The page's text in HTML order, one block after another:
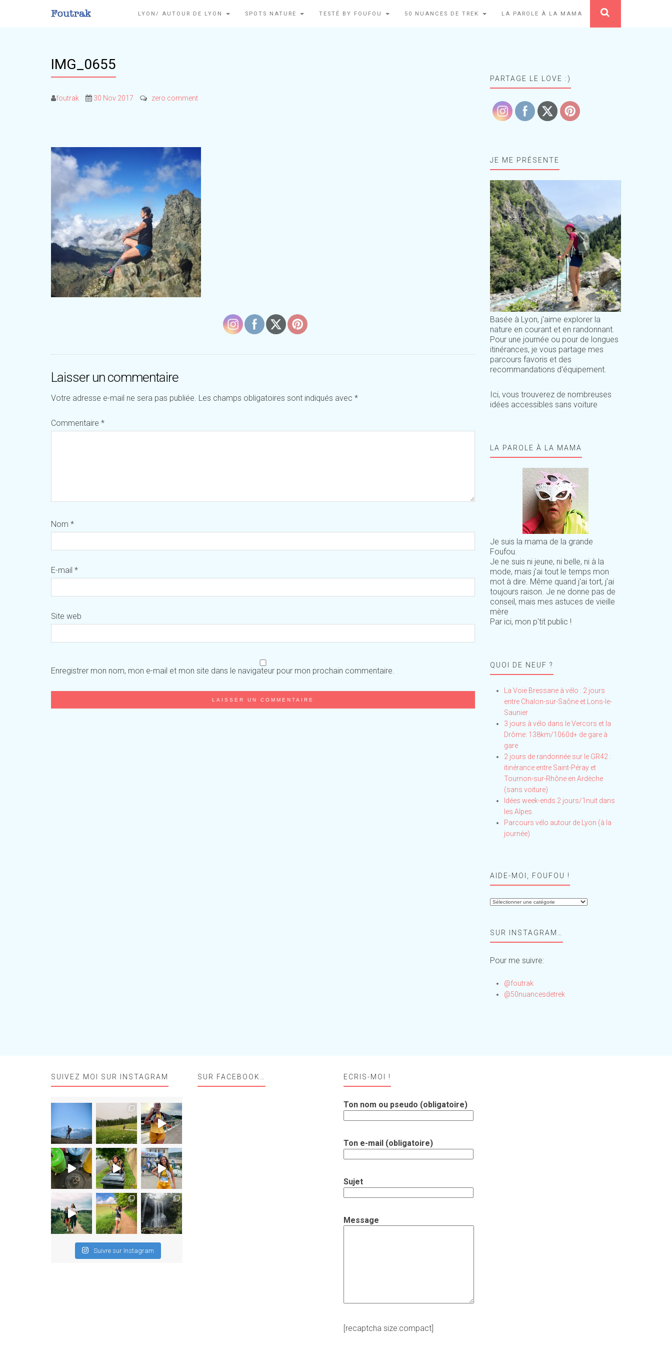
LYON/ AUTOUR DE LYON SPOTS NATURE TESTÉ BY FOUFOU 50 NUANCES DE TREK LA PAROLE À LA MAMA
IMG_0655
foutrak 30 Nov 2017 zero comment
Laisser un commentaire
Votre adresse e-mail ne sera pas publiée. Les champs obligatoires sont indiqués avec *
Commentaire *
Nom *
E-mail *
Site web
Enregistrer mon nom, mon e-mail et mon site dans le navigateur pour mon prochain commentaire.
PARTAGE LE LOVE :)
JE ME PRÉSENTE
Basée à Lyon, j'aime explorer la
nature en courant et en randonnant.
Pour une journée ou pour de longues
itinérances, je vous partage mes
parcours favoris et des
recommandations d'équipement.
Ici, vous trouverez de nombreuses
idées accessibles sans voiture
LA PAROLE À LA MAMA
Je suis la mama de la grande
Foufou.
Je ne suis ni jeune, ni belle, ni à la
mode, mais j'ai tout le temps mon
mot à dire. Même quand j'ai tort, j'ai
toujours raison. Je ne donne pas de
conseil, mais mes astuces de vieille
mère
Par ici, mon p'tit public !
QUOI DE NEUF ?
La Voie Bressane à vélo : 2 jours
entre Chalon-sur-Saône et Lons-le-
Saunier
3 jours à vélo dans le Vercors et la
Drôme: 138km/1060d+ de gare à
gare
2 jours de randonnée sur le GR42 :
itinérance entre Saint-Péray et
Tournon-sur-Rhône en Ardèche
(sans voiture)
Idées week-ends 2 jours/1nuit dans
les Alpes
Parcours vélo autour de Lyon (à la
journée)
AIDE-MOI, FOUFOU !
Aide-
!SUR INSTAGRAM…
Pour me suivre:
@foutrak
@50nuancesdetrek
SUIVEZ MOI SUR INSTAGRAM
Suivre sur Instagram
SUR FACEBOOK… ECRIS-MOI !
Ton nom ou pseudo (obligatoire)
Ton e-mail (obligatoire)
Sujet
Message
[recaptcha size:compact]